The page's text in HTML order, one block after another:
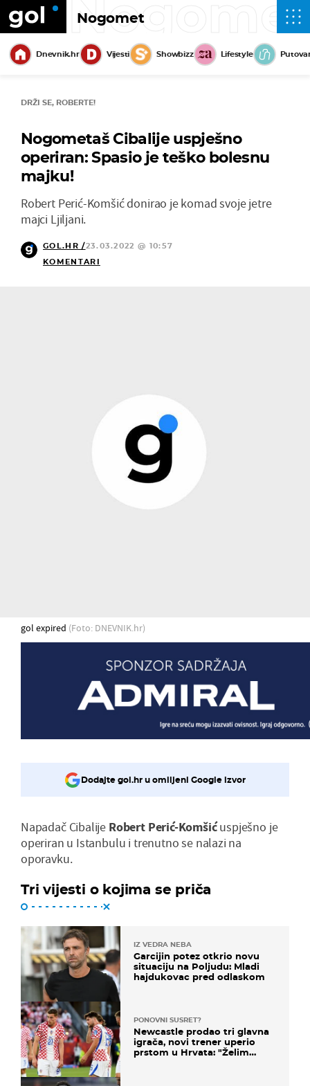
Nogomet
Dnevnik.hr Vijesti Showbizz Lifestyle
DRŽI SE, ROBERTE!
Nogometaš Cibalije uspješno
operiran: Spasio je teško bolesnu
majku!
Robert Perić-Komšić donirao je komad svoje jetre
majci Ljiljani.
GOL.HR /23.03.2022 @ 10:57
KOMENTARI
gol expired (Foto: DNEVNIK.hr)
Dodajte gol.hr u omiljeni Google izvor
Napadač Cibalije Robert Perić-Komšićuspješno je
operiran u Istanbulu i trenutno se nalazi na
oporavku.
Tri vijesti o kojima se priča
IZ VEDRA NEBA
Garcijin potez otkrio novu
situaciju na Poljudu: Mladi
hajdukovac pred odlaskom
PONOVNI SUSRET?
Newcastle prodao tri glavna
igrača, novi trener uperio
prstom u Hrvata: "Želim